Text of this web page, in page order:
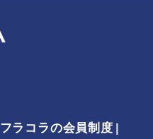
フラコラの会員制度